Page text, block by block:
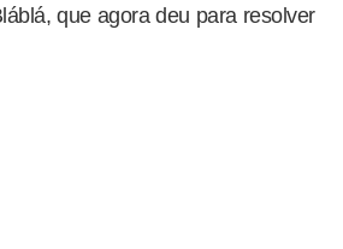
que agora deu para resolver